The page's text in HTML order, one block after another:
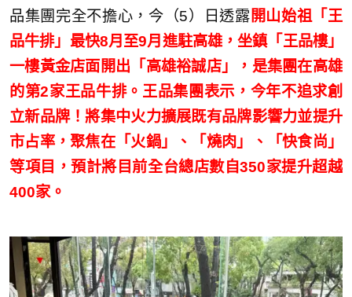
品集團完全不擔心，今（5）日透露開山始祖「王
品牛排」最快8月至9月進駐高雄，坐鎮「王品樓」
一樓黃金店面開出「高雄裕誠店」，是集團在高雄
的第2家王品牛排。 王品集團表示， 今年不追求創
立新品牌！將集中火力擴展既有品牌影響力並提升
市占率，聚焦在「火鍋」、「燒肉」、「快食尚」
等項目，預計將目前全台總店數自350家提升超越
400家。